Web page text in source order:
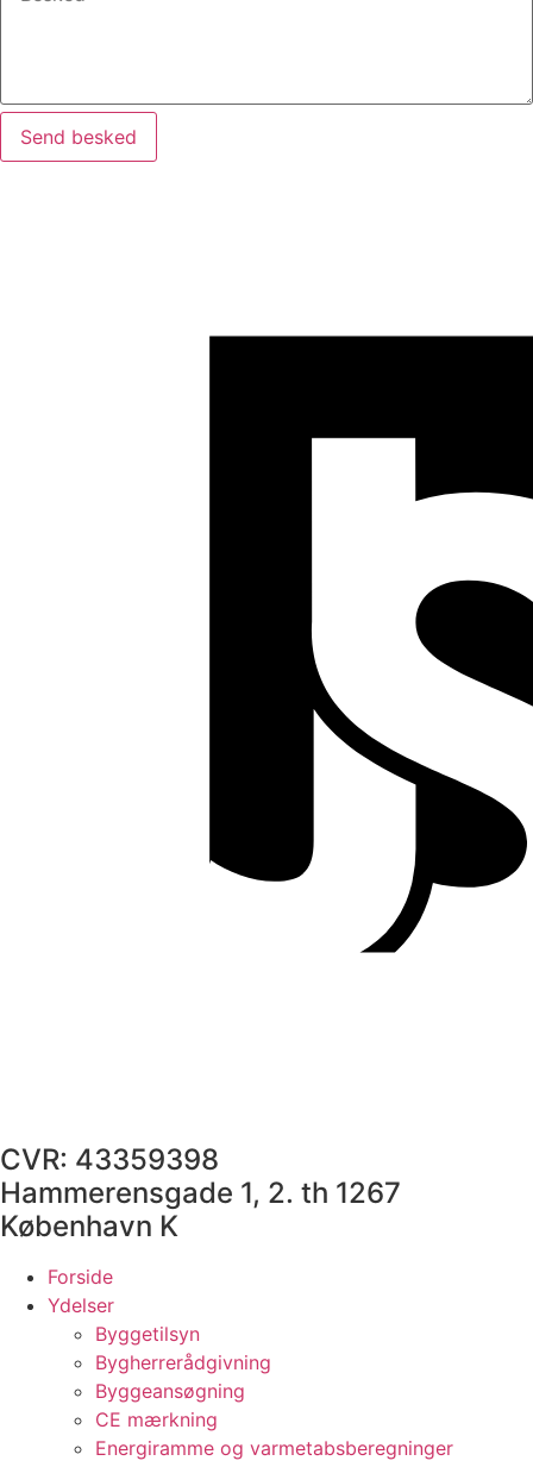
Send besked
CVR: 43359398
Hammerensgade 1, 2. th 1267
København K
Forside
Ydelser
Byggetilsyn
Bygherrerådgivning
Byggeansøgning
CE mærkning
Energiramme og varmetabsberegninger